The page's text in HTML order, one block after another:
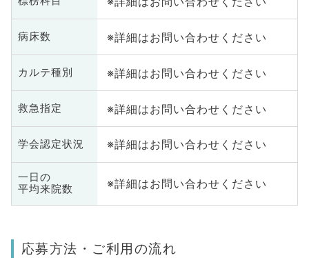
病床数 ※詳細はお問い合わせください
カルテ種別 ※詳細はお問い合わせください
救急指定 ※詳細はお問い合わせください
学会認定状況 ※詳細はお問い合わせください
一日の
平均来院数
※詳細はお問い合わせください
応募方法・ご利用の流れ